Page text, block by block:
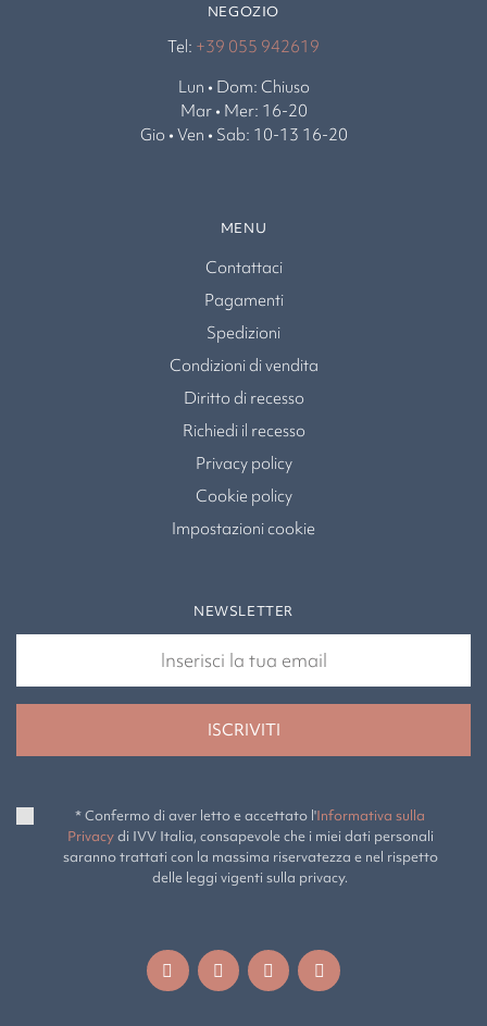
NEGOZIO
Tel: +39 055 942619
Lun • Dom: Chiuso
Mar • Mer: 16-20
Gio • Ven • Sab: 10-13 16-20
MENU
Contattaci
Pagamenti
Spedizioni
Condizioni di vendita
Diritto di recesso
Richiedi il recesso
Privacy policy
Cookie policy
Impostazioni cookie
NEWSLETTER
* Confermo di aver letto e accettato l'Informativa sulla
Privacydi IVV Italia, consapevole che i miei dati personali
saranno trattati con la massima riservatezza e nel rispetto
delle leggi vigenti sulla privacy.